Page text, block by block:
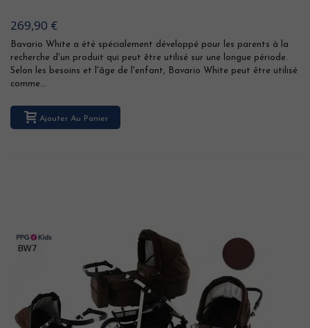
269,90 €
Bavario White a été spécialement développé pour les parents à la
recherche d'un produit qui peut être utilisé sur une longue période.
Selon les besoins et l'âge de l'enfant, Bavario White peut être utilisé
comme...
Ajouter Au Panier